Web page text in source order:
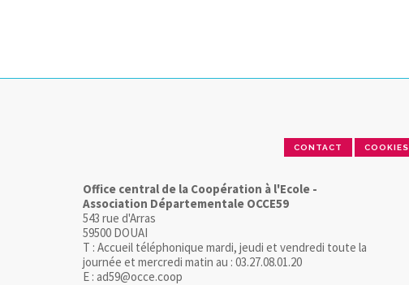
CONTACT COOKIES
Office central de la Coopération à l'Ecole -
Association Départementale OCCE59
543 rue d'Arras
59500 DOUAI
T : Accueil téléphonique mardi, jeudi et vendredi toute la
journée et mercredi matin au : 03.27.08.01.20
E : ad59@occe.coop